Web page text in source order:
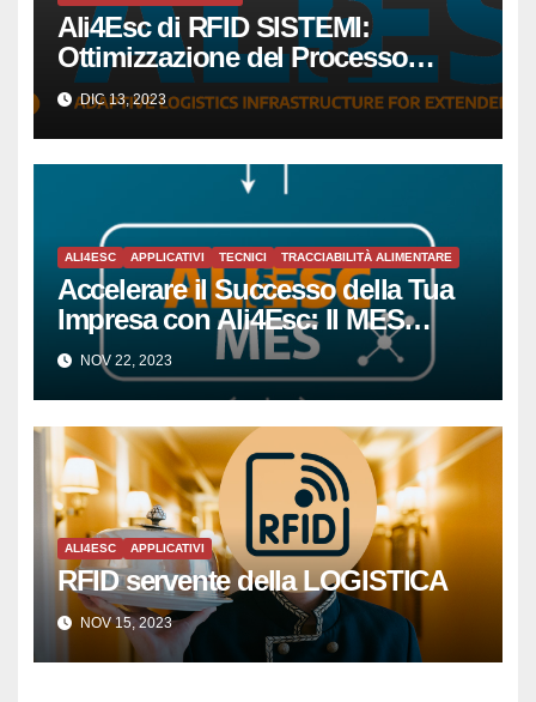
Ali4Esc di RFID SISTEMI:
Ottimizzazione del Processo
Produttivo per Piccole e Medie
Imprese tramite la Tecnologia
RFID
DIC 13, 2023
ALI4ESC APPLICATIVI TECNICI TRACCIABILITÀ ALIMENTARE
Accelerare il Successo della Tua
Impresa con Ali4Esc: Il MES
All’avanguardia per la Piccola e
Media Impresa
NOV 22, 2023
ALI4ESC APPLICATIVI
RFID servente della LOGISTICA
NOV 15, 2023